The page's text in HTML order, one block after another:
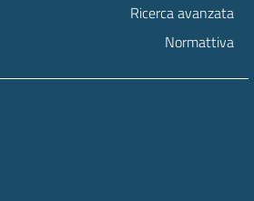
Ricerca avanzata
Normattiva